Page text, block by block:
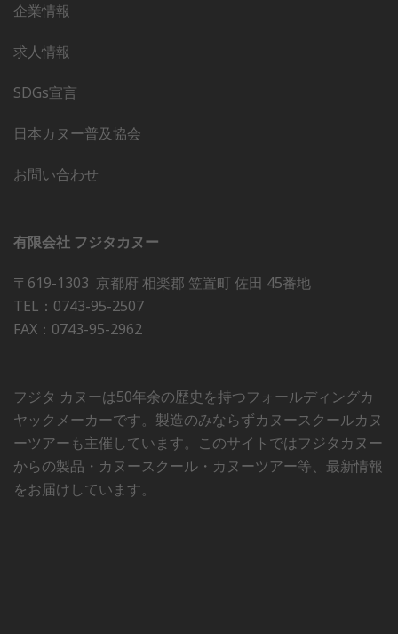
企業情報
求人情報
SDGs宣言
日本カヌー普及協会
お問い合わせ
有限会社 フジタカヌー
〒619-1303 京都府 相楽郡 笠置町 佐田 45番地
TEL：0743-95-2507
FAX：0743-95-2962
フジタ カヌーは50年余の歴史を持つフォールディングカ
ヤックメーカーです。製造のみならずカヌースクールカヌ
ーツアーも主催しています。このサイトではフジタカヌー
からの製品・カヌースクール・カヌーツアー等、最新情報
をお届けしています。